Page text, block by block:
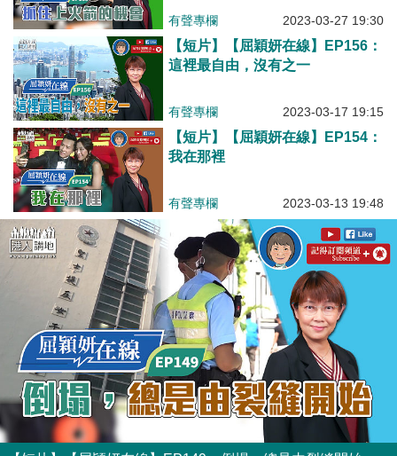
有聲專欄 2023-03-27 19:30
【短片】【屈穎妍在線】EP156：
這裡最自由，沒有之一
有聲專欄 2023-03-17 19:15
【短片】【屈穎妍在線】EP154：
我在那裡
有聲專欄 2023-03-13 19:48